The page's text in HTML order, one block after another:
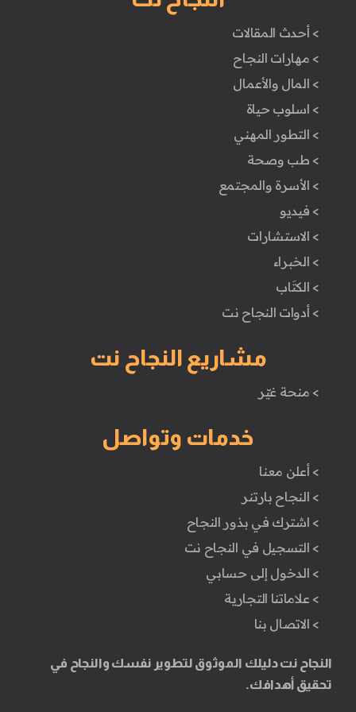
> أحدث المقالات
> مهارات النجاح
> المال والأعمال
> اسلوب حياة
> التطور المهني
> طب وصحة
> الأسرة والمجتمع
> فيديو
> الاستشارات
> الخبراء
> الكتَاب
> أدوات النجاح نت
مشاريع النجاح نت
> منحة غيّر
خدمات وتواصل
> أعلن معنا
> النجاح بارتنر
> اشترك في بذور النجاح
> التسجيل في النجاح نت
> الدخول إلى حسابي
> علاماتنا التجارية
> الاتصال بنا
النجاح نت دليلك الموثوق لتطوير نفسك والنجاح في
تحقيق أهدافك.